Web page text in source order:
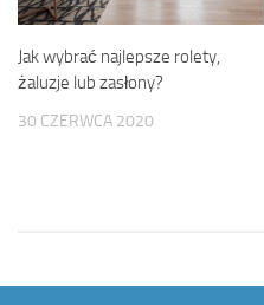
Jak wybrać najlepsze rolety,
żaluzje lub zasłony?
30 CZERWCA 2020